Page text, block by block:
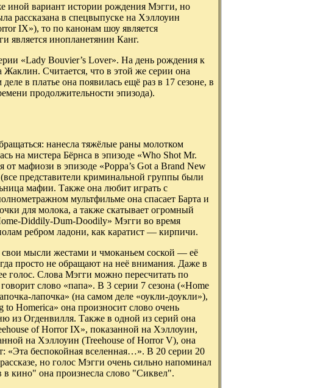
иной вариант истории рождения Мэгги, но
рассказана в спецвыпуске на Хэллоуин
IX»), то по канонам шоу является
инопланетянин Канг.
«Lady Bouvier’s Lover». На день рождения к
Считается, что в этой же серии она
в платье она появилась ещё раз в 17 сезоне, в
продолжительности эпизода).
нанесла тяжёлые раны молотком
на мистера Бёрнса в эпизоде «Who Shot Mr.
мафиози в эпизоде «Poppa’s Got a Brand New
представители криминальной группы были
мафии. Также она любит играть с
мультфильме она спасает Барта и
для молока, а также скатывает огромный
Diddily-Dum-Doodily» Мэгги во время
ребром ладони, как каратист — кирпичи.
мысли жестами и чмоканьем соской — её
просто не обращают на неё внимания. Даже в
голос. Слова Мэгги можно пересчитать по
слово «папа». В 3 серии 7 сезона («Home
лапочка» (на самом деле «оукли-доукли»),
Homerica» она произносит слово очень
из Огденвилля. Также в одной из серий она
of Horror IX», показанной на Хэллоуин,
на Хэллоуин (Treehouse of Horror V), она
«Эта беспокойная вселенная…». В 20 серии 20
но голос Мэгги очень сильно напоминал
кино" она произнесла слово "Сиквел".